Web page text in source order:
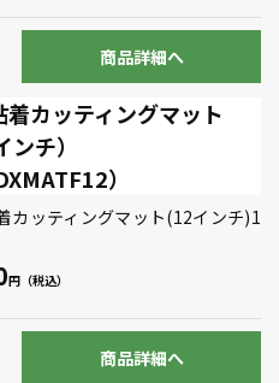
商品詳細へ
着カッティングマット
ンチ）
）
カッティングマット(12インチ)1
商品詳細へ